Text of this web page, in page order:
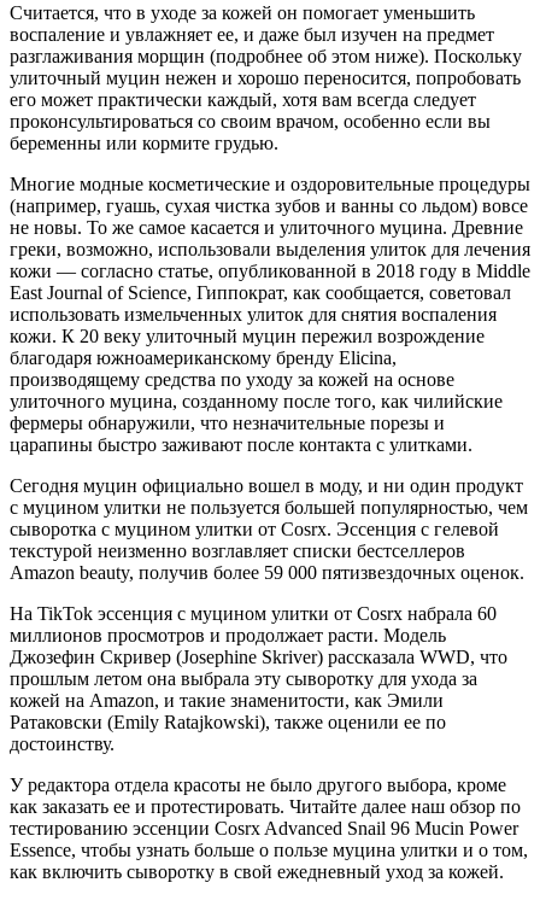
Считается, что в уходе за кожей он помогает уменьшить
воспаление и увлажняет ее, и даже был изучен на предмет
разглаживания морщин (подробнее об этом ниже). Поскольку
улиточный муцин нежен и хорошо переносится, попробовать
его может практически каждый, хотя вам всегда следует
проконсультироваться со своим врачом, особенно если вы
беременны или кормите грудью.
Многие модные косметические и оздоровительные процедуры
(например, гуашь, сухая чистка зубов и ванны со льдом) вовсе
не новы. То же самое касается и улиточного муцина. Древние
греки, возможно, использовали выделения улиток для лечения
кожи — согласно статье, опубликованной в 2018 году в Middle
East Journal of Science, Гиппократ, как сообщается, советовал
использовать измельченных улиток для снятия воспаления
кожи. К 20 веку улиточный муцин пережил возрождение
благодаря южноамериканскому бренду Elicina,
производящему средства по уходу за кожей на основе
улиточного муцина, созданному после того, как чилийские
фермеры обнаружили, что незначительные порезы и
царапины быстро заживают после контакта с улитками.
Сегодня муцин официально вошел в моду, и ни один продукт
с муцином улитки не пользуется большей популярностью, чем
сыворотка с муцином улитки от Cosrx. Эссенция с гелевой
текстурой неизменно возглавляет списки бестселлеров
Amazon beauty, получив более 59 000 пятизвездочных оценок.
На TikTok эссенция с муцином улитки от Cosrx набрала 60
миллионов просмотров и продолжает расти. Модель
Джозефин Скривер (Josephine Skriver) рассказала WWD, что
прошлым летом она выбрала эту сыворотку для ухода за
кожей на Amazon, и такие знаменитости, как Эмили
Ратаковски (Emily Ratajkowski), также оценили ее по
достоинству.
У редактора отдела красоты не было другого выбора, кроме
как заказать ее и протестировать. Читайте далее наш обзор по
тестированию эссенции Cosrx Advanced Snail 96 Mucin Power
Essence, чтобы узнать больше о пользе муцина улитки и о том,
как включить сыворотку в свой ежедневный уход за кожей.